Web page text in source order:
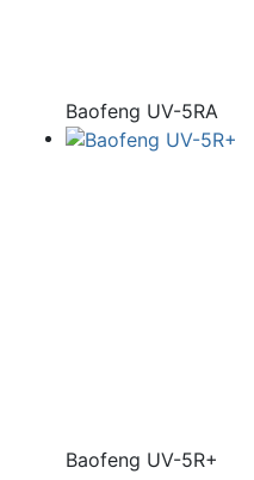
Baofeng UV-5RA
Baofeng UV-5R+